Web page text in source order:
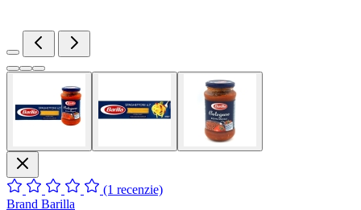
(1 recenzie)
Brand Barilla